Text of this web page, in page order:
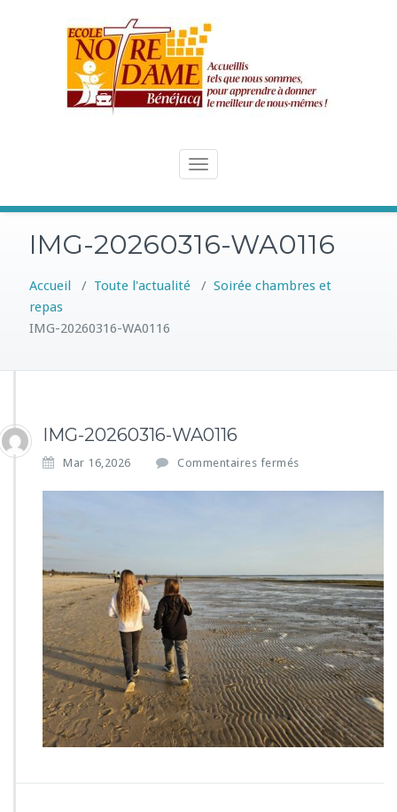
Toggle
IMG-20260316-WA0116
Accueil / Toute l'actualité / Soirée chambres et
repas
IMG-20260316-WA0116
IMG-20260316-WA0116
Mar 16,2026 Commentaires fermés
2
0
2
6
0
3
1
6
-
W
0